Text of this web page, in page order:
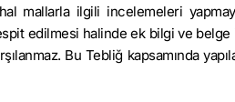
mallarla ilgili incelemeleri
edilmesi halinde ek bilgi ve
Bu Tebliğ kapsamında